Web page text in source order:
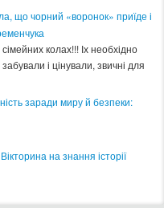
що чорний «воронок» приїде і
колах!!! Іх необхідно
і цінували, звичні для
заради миру й безпеки:
на знання історії